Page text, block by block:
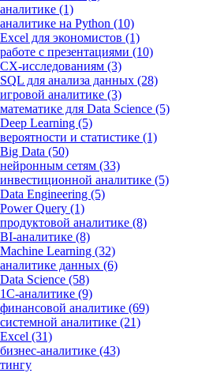
(1)
на Python (10)
для экономистов (1)
с презентациями (10)
исследованиям (3)
для анализа данных (28)
аналитике (3)
для Data Science (5)
Learning (5)
и статистике (1)
Data (50)
сетям (33)
аналитике (5)
Engineering (5)
Query (1)
аналитике (8)
(8)
Learning (32)
данных (6)
Science (58)
(9)
аналитике (69)
аналитике (21)
(31)
(43)